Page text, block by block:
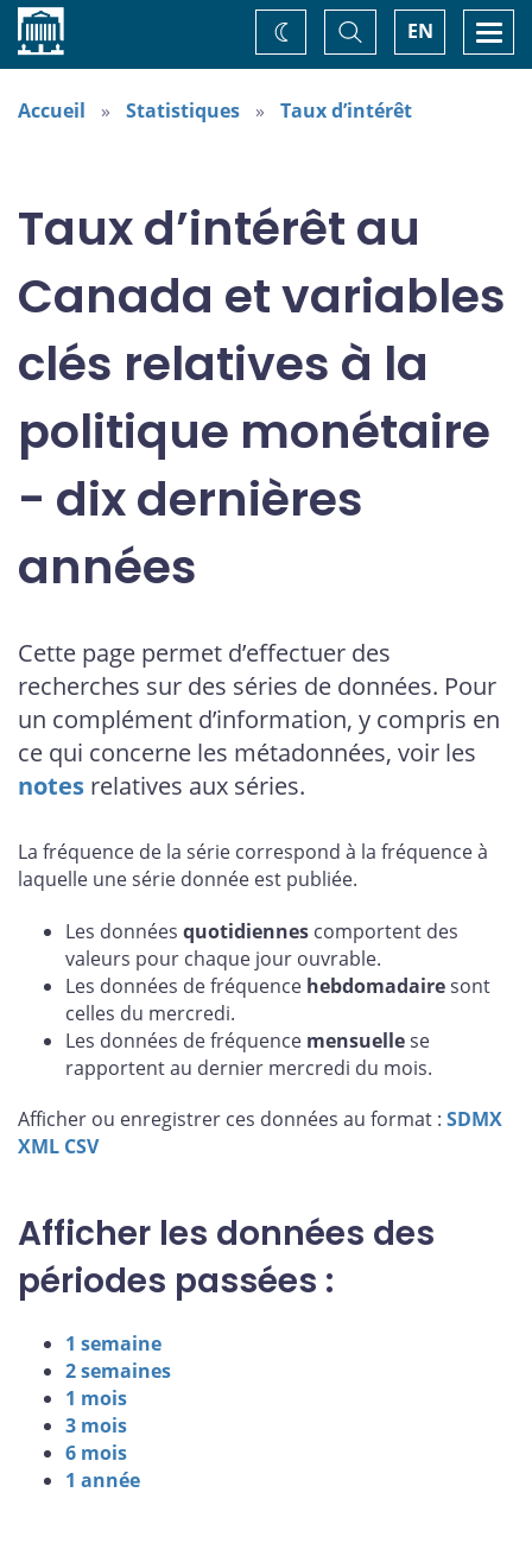
Accueil EN
Basculer
la
recherche
Changez
de
thème
Accueil Statistiques Taux d’intérêt
Taux d’intérêt au
Canada et variables
clés relatives à la
politique monétaire
- dix dernières
années
Cette page permet d’effectuer des
recherches sur des séries de données. Pour
un complément d’information, y compris en
ce qui concerne les métadonnées, voir les
notes relatives aux séries.
La fréquence de la série correspond à la fréquence à
laquelle une série donnée est publiée.
Les données quotidiennes comportent des
valeurs pour chaque jour ouvrable.
Les données de fréquence hebdomadairesont
celles du mercredi.
Les données de fréquence mensuellese
rapportent au dernier mercredi du mois.
Afficher ou enregistrer ces données au format : SDMX
XML CSV
Afficher les données des
périodes passées :
1 semaine
2 semaines
1 mois
3 mois
6 mois
1 année